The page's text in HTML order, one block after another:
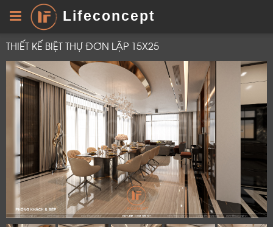
Lifeconcept
THIẾT KẾ BIỆT THỰ ĐƠN LẬP 15X25